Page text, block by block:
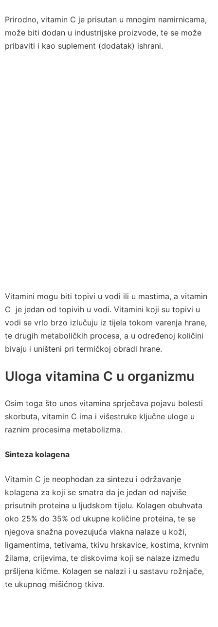
Prirodno, vitamin C je prisutan u mnogim namirnicama,
može biti dodan u industrijske proizvode, te se može
pribaviti i kao suplement (dodatak) ishrani.
Vitamini mogu biti topivi u vodi ili u mastima, a vitamin
C je jedan od topivih u vodi. Vitamini koji su topivi u
vodi se vrlo brzo izlučuju iz tijela tokom varenja hrane,
te drugih metaboličkih procesa, a u određenoj količini
bivaju i uništeni pri termičkoj obradi hrane.
Uloga vitamina C u organizmu
Osim toga što unos vitamina sprječava pojavu bolesti
skorbuta, vitamin C ima i višestruke ključne uloge u
raznim procesima metabolizma.
Sinteza kolagena
Vitamin C je neophodan za sintezu i održavanje
kolagena za koji se smatra da je jedan od najviše
prisutnih proteina u ljudskom tijelu. Kolagen obuhvata
oko 25% do 35% od ukupne količine proteina, te se
njegova snažna povezujuća vlakna nalaze u koži,
ligamentima, tetivama, tkivu hrskavice, kostima, krvnim
žilama, crijevima, te diskovima koji se nalaze između
pršljena kičme. Kolagen se nalazi i u sastavu rožnjače,
te ukupnog mišićnog tkiva.